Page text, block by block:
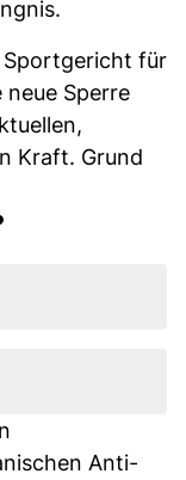
Sportgericht für
neue Sperre
Kraft. Grund
Anti-